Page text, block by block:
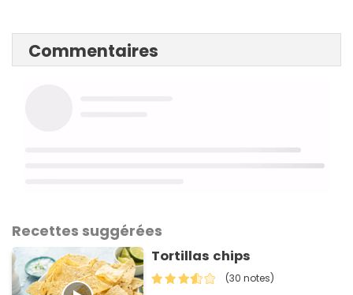
Commentaires
Recettes suggérées
Tortillas chips
(30 notes)